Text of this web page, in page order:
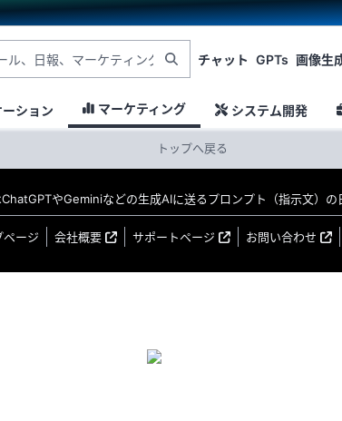
チャット GPTs 画像生
ション マーケティング システム開発
トップへ戻る
やGeminiなどの生成AIに送るプロンプト（指示文）の
ページ 会社概要 サポートページ お問い合わせ